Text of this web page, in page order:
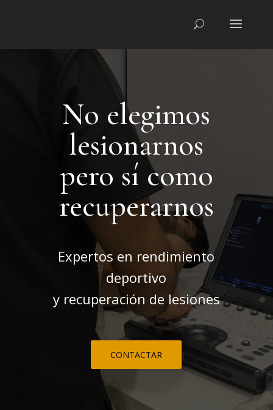
No elegimos
lesionarnos
pero sí como
recuperarnos
Expertos en rendimiento
deportivo
y recuperación de lesiones
CONTACTAR